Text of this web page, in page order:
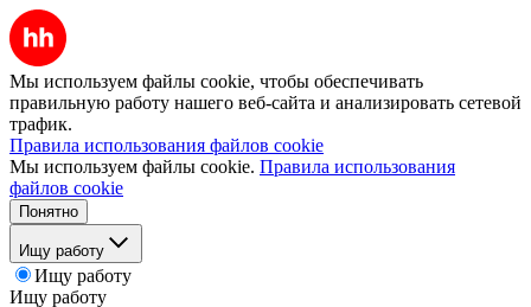
Мы используем файлы cookie, чтобы обеспечивать
правильную работу нашего веб-сайта и анализировать сетевой
трафик.
Правила использования файлов cookie
Мы используем файлы cookie. Правила использования
файлов cookie
Понятно
Ищу работу
Ищу работу
Ищу работу